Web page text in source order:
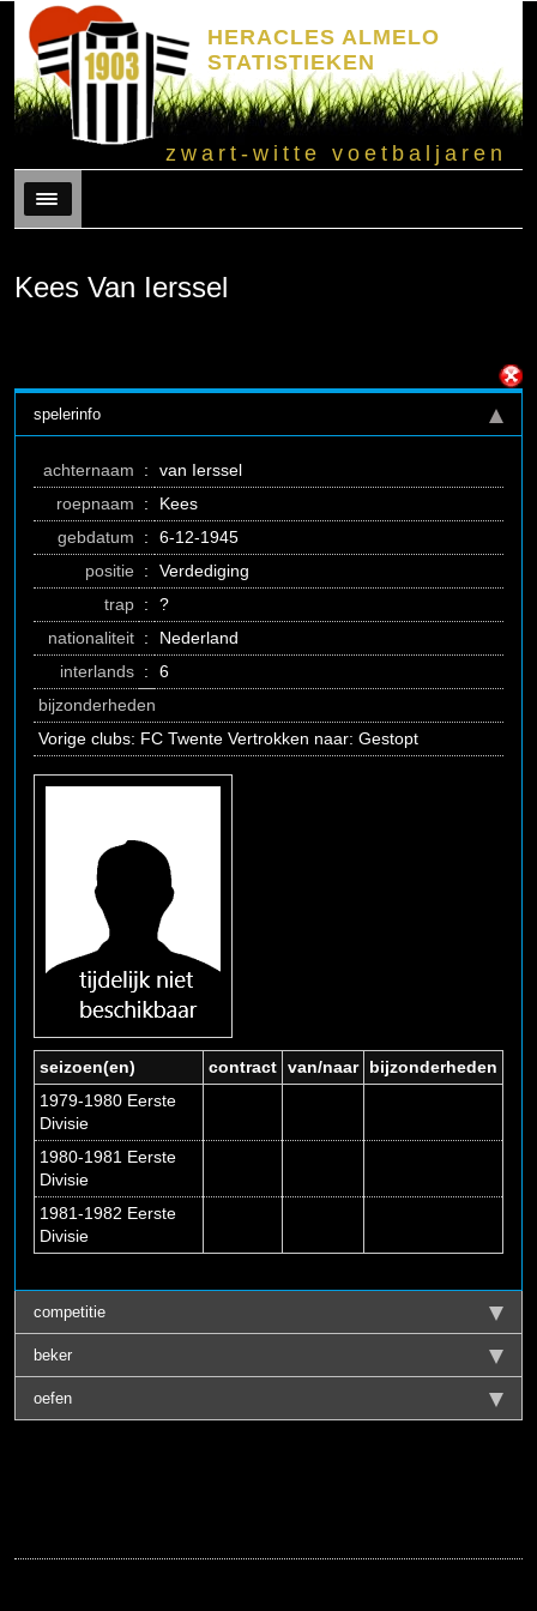
HERACLES ALMELO
STATISTIEKEN
zwart-witte voetbaljaren
Menu
Kees Van Ierssel
spelerinfo
achternaam :
van Ierssel
roepnaam
:
Kees
gebdatum
:
6-12-1945
positie :
Verdediging
trap :
?
nationaliteit :
Nederland
interlands :
6
bijzonderheden
Vorige clubs: FC Twente Vertrokken naar: Gestopt
seizoen(en) contract van/naar
bijzonderheden
1979-1980 Eerste
Divisie
1980-1981 Eerste
Divisie
1981-1982 Eerste
Divisie
competitie
beker
oefen